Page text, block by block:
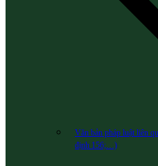
Văn bản pháp luật liên
định 156;…)